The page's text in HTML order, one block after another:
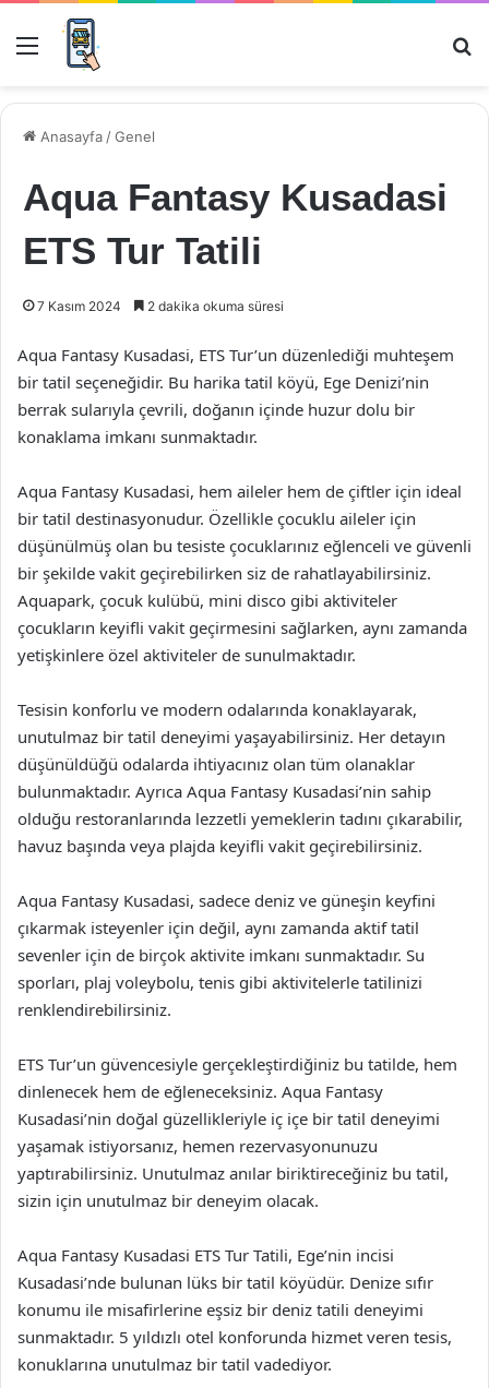
Menü
Anasayfa /Genel
Aqua Fantasy Kusadasi
ETS Tur Tatili
7 Kasım 2024 2 dakika okuma süresi
Aqua Fantasy Kusadasi, ETS Tur’un düzenlediği muhteşem
bir tatil seçeneğidir. Bu harika tatil köyü, Ege Denizi’nin
berrak sularıyla çevrili, doğanın içinde huzur dolu bir
konaklama imkanı sunmaktadır.
Aqua Fantasy Kusadasi, hem aileler hem de çiftler için ideal
bir tatil destinasyonudur. Özellikle çocuklu aileler için
düşünülmüş olan bu tesiste çocuklarınız eğlenceli ve güvenli
bir şekilde vakit geçirebilirken siz de rahatlayabilirsiniz.
Aquapark, çocuk kulübü, mini disco gibi aktiviteler
çocukların keyifli vakit geçirmesini sağlarken, aynı zamanda
yetişkinlere özel aktiviteler de sunulmaktadır.
Tesisin konforlu ve modern odalarında konaklayarak,
unutulmaz bir tatil deneyimi yaşayabilirsiniz. Her detayın
düşünüldüğü odalarda ihtiyacınız olan tüm olanaklar
bulunmaktadır. Ayrıca Aqua Fantasy Kusadasi’nin sahip
olduğu restoranlarında lezzetli yemeklerin tadını çıkarabilir,
havuz başında veya plajda keyifli vakit geçirebilirsiniz.
Aqua Fantasy Kusadasi, sadece deniz ve güneşin keyfini
çıkarmak isteyenler için değil, aynı zamanda aktif tatil
sevenler için de birçok aktivite imkanı sunmaktadır. Su
sporları, plaj voleybolu, tenis gibi aktivitelerle tatilinizi
renklendirebilirsiniz.
ETS Tur’un güvencesiyle gerçekleştirdiğiniz bu tatilde, hem
dinlenecek hem de eğleneceksiniz. Aqua Fantasy
Kusadasi’nin doğal güzellikleriyle iç içe bir tatil deneyimi
yaşamak istiyorsanız, hemen rezervasyonunuzu
yaptırabilirsiniz. Unutulmaz anılar biriktireceğiniz bu tatil,
sizin için unutulmaz bir deneyim olacak.
Aqua Fantasy Kusadasi ETS Tur Tatili, Ege’nin incisi
Kusadasi’nde bulunan lüks bir tatil köyüdür. Denize sıfır
konumu ile misafirlerine eşsiz bir deniz tatili deneyimi
sunmaktadır. 5 yıldızlı otel konforunda hizmet veren tesis,
konuklarına unutulmaz bir tatil vadediyor.